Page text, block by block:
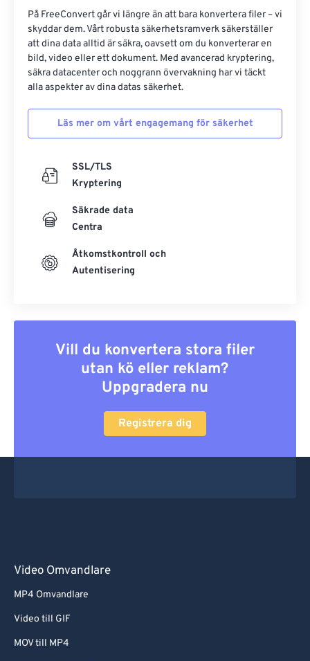
På FreeConvert går vi längre än att bara konvertera filer – vi
skyddar dem. Vårt robusta säkerhetsramverk säkerställer
att dina data alltid är säkra, oavsett om du konverterar en
bild, video eller ett dokument. Med avancerad kryptering,
säkra datacenter och noggrann övervakning har vi täckt
alla aspekter av dina datas säkerhet.
Läs mer om vårt engagemang för säkerhet
SSL/TLS
Kryptering
Säkrade data
Centra
Åtkomstkontroll och
Autentisering
Vill du konvertera stora filer
utan kö eller reklam?
Uppgradera nu
Registrera dig
Video Omvandlare
MP4 Omvandlare
Video till GIF
MOV till MP4